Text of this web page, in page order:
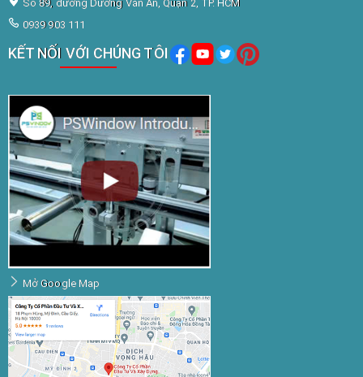
Số 89, đường Dương Văn An, Quận 2, TP. HCM
0939 903 111
KẾT NỐI VỚI CHÚNG TÔI
Mở Google Map